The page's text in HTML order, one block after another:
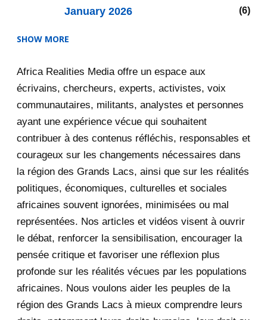
January 2026 6
December 2025
November 2025 12
2020
December 2020
November 2020
October 2020
Fw: [ibukabose_rengerabose] Fw:
Rwanda: deteriorat...
You, Muslims living in France and
Europe, why don’...
Rwanda-Vatican. Pour la première
SHOW MORE
Africa Realities Media offre un espace aux
écrivains, chercheurs, experts, activistes, voix
communautaires, militants, analystes et personnes
ayant une expérience vécue qui souhaitent
contribuer à des contenus réfléchis, responsables et
courageux sur les changements nécessaires dans
la région des Grands Lacs, ainsi que sur les réalités
politiques, économiques, culturelles et sociales
africaines souvent ignorées, minimisées ou mal
représentées. Nos articles et vidéos visent à ouvrir
le débat, renforcer la sensibilisation, encourager la
pensée critique et favoriser une réflexion plus
profonde sur les réalités vécues par les populations
africaines. Nous voulons aider les peuples de la
région des Grands Lacs à mieux comprendre leurs